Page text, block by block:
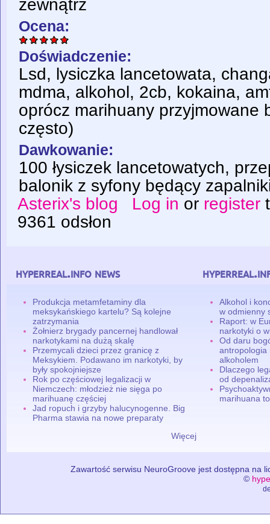
zewnątrz
Ocena:
Doświadczenie:
Lsd, lysiczka lancetowata,
mdma, alkohol, 2cb, kokaina,
oprócz marihuany przyjmowane
często)
Dawkowanie:
100 łysiczek lancetowatych,
balonik z syfony będący
Asterix's blog
Log in or register
9361 odsłon
hyperreal.info news
Produkcja metamfetaminy dla
meksykańskiego kartelu? Są kolejne
zatrzymania
Żołnierz brygady pancernej handlował
narkotykami na dużą skalę
Przemycali dzieci przez granicę z
Meksykiem. Podawano im narkotyki, by
były spokojniejsze
Rok po częściowej legalizacji w
Niemczech: młodzież nie sięga po
marihuanę częściej
Jad ropuch i grzyby halucynogenne. Big
Pharma stawia na nowe preparaty
Więcej
Alkohol i
w odmienny
Raport: w
narkotyki o
Od daru
antropologia
alkoholem
Dlaczego
od
marihuana
Zawartość serwisu NeuroGroove jest dostępna na
©